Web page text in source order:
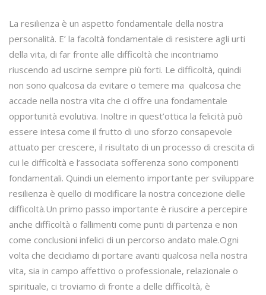
La resilienza è un aspetto fondamentale della nostra
personalità. E’ la facoltà fondamentale di resistere agli urti
della vita, di far fronte alle difficoltà che incontriamo
riuscendo ad uscirne sempre più forti. Le difficoltà, quindi
non sono qualcosa da evitare o temere ma qualcosa che
accade nella nostra vita che ci offre una fondamentale
opportunità evolutiva. Inoltre in quest’ottica la felicità può
essere intesa come il frutto di uno sforzo consapevole
attuato per crescere, il risultato di un processo di crescita di
cui le difficoltà e l’associata sofferenza sono componenti
fondamentali. Quindi un elemento importante per sviluppare
resilienza è quello di modificare la nostra concezione delle
difficoltà.Un primo passo importante è riuscire a percepire
anche difficoltà o fallimenti come punti di partenza e non
come conclusioni infelici di un percorso andato male.Ogni
volta che decidiamo di portare avanti qualcosa nella nostra
vita, sia in campo affettivo o professionale, relazionale o
spirituale, ci troviamo di fronte a delle difficoltà, è